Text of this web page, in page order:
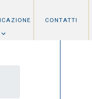
CONTATTI